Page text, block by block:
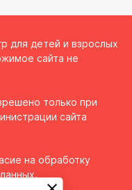
для детей и взрослых
сайта не
только при
сайта
на обработку